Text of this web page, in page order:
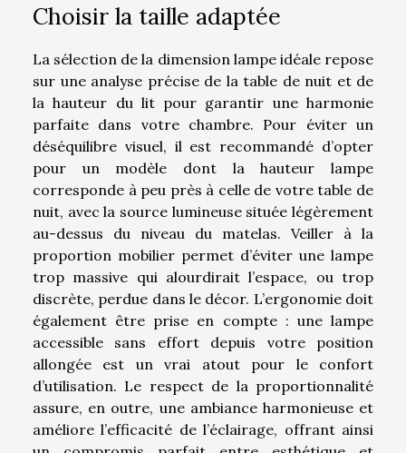
Choisir la taille adaptée
La sélection de la dimension lampe idéale repose
sur une analyse précise de la table de nuit et de
la hauteur du lit pour garantir une harmonie
parfaite dans votre chambre. Pour éviter un
déséquilibre visuel, il est recommandé d’opter
pour un modèle dont la hauteur lampe
corresponde à peu près à celle de votre table de
nuit, avec la source lumineuse située légèrement
au-dessus du niveau du matelas. Veiller à la
proportion mobilier permet d’éviter une lampe
trop massive qui alourdirait l’espace, ou trop
discrète, perdue dans le décor. L’ergonomie doit
également être prise en compte : une lampe
accessible sans effort depuis votre position
allongée est un vrai atout pour le confort
d’utilisation. Le respect de la proportionnalité
assure, en outre, une ambiance harmonieuse et
améliore l’efficacité de l’éclairage, offrant ainsi